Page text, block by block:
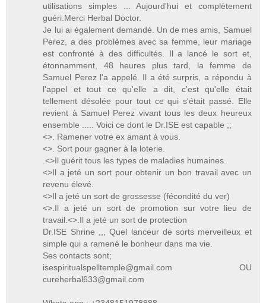
utilisations simples ... Aujourd'hui et complètement
guéri.Merci Herbal Doctor.
Je lui ai également demandé. Un de mes amis, Samuel
Perez, a des problèmes avec sa femme, leur mariage
est confronté à des difficultés. Il a lancé le sort et,
étonnamment, 48 heures plus tard, la femme de
Samuel Perez l'a appelé. Il a été surpris, a répondu à
l'appel et tout ce qu'elle a dit, c'est qu'elle était
tellement désolée pour tout ce qui s'était passé. Elle
revient à Samuel Perez vivant tous les deux heureux
ensemble ..... Voici ce dont le Dr.ISE est capable ;;
<>. Ramener votre ex amant à vous.
<>. Sort pour gagner à la loterie.
.<>Il guérit tous les types de maladies humaines.
<>Il a jeté un sort pour obtenir un bon travail avec un
revenu élevé.
<>Il a jeté un sort de grossesse (fécondité du ver)
<>.Il a jeté un sort de promotion sur votre lieu de
travail.<>.Il a jeté un sort de protection
Dr.ISE Shrine ,,, Quel lanceur de sorts merveilleux et
simple qui a ramené le bonheur dans ma vie.
Ses contacts sont;
isespiritualspelltemple@gmail.com OU
cureherbal633@gmail.com